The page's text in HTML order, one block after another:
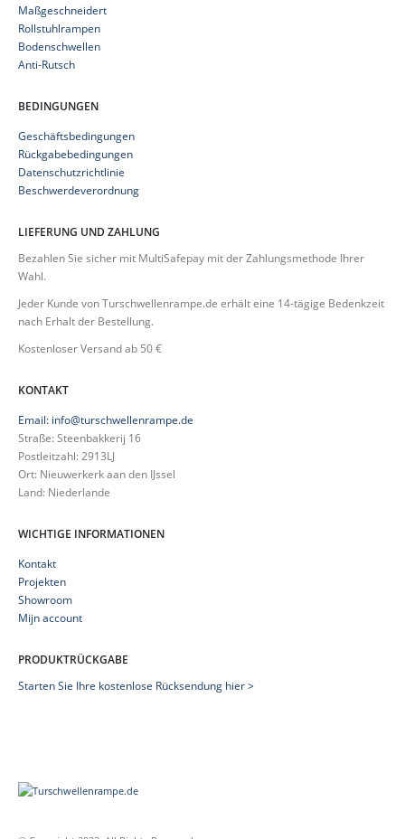
Maßgeschneidert
Rollstuhlrampen
Bodenschwellen
Anti-Rutsch
BEDINGUNGEN
Geschäftsbedingungen
Rückgabebedingungen
Datenschutzrichtlinie
Beschwerdeverordnung
LIEFERUNG UND ZAHLUNG
Bezahlen Sie sicher mit MultiSafepay mit der Zahlungsmethode Ihrer
Wahl.
Jeder Kunde von Turschwellenrampe.de erhält eine 14-tägige Bedenkzeit
nach Erhalt der Bestellung.
Kostenloser Versand ab 50 €
KONTAKT
Email: info@turschwellenrampe.de
Straße: Steenbakkerij 16
Postleitzahl: 2913LJ
Ort: Nieuwerkerk aan den IJssel
Land: Niederlande
WICHTIGE INFORMATIONEN
Kontakt
Projekten
Showroom
Mijn account
PRODUKTRÜCKGABE
Starten Sie Ihre kostenlose Rücksendung hier >